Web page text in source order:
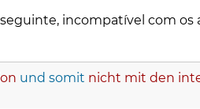
incompatível com os
und somit nicht mit den